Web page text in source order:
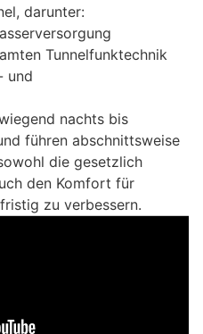
darunter:
Tunnelfunktechnik
und
nachts bis
führen abschnittsweise
die gesetzlich
den Komfort für
zu verbessern.